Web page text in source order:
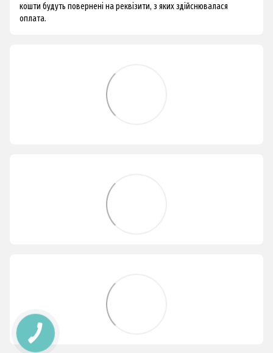
кошти будуть повернені на реквізити, з яких здійснювалася
оплата.